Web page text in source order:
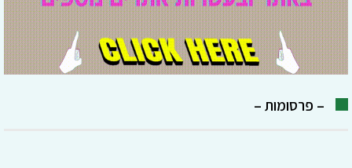
– פרסומות –